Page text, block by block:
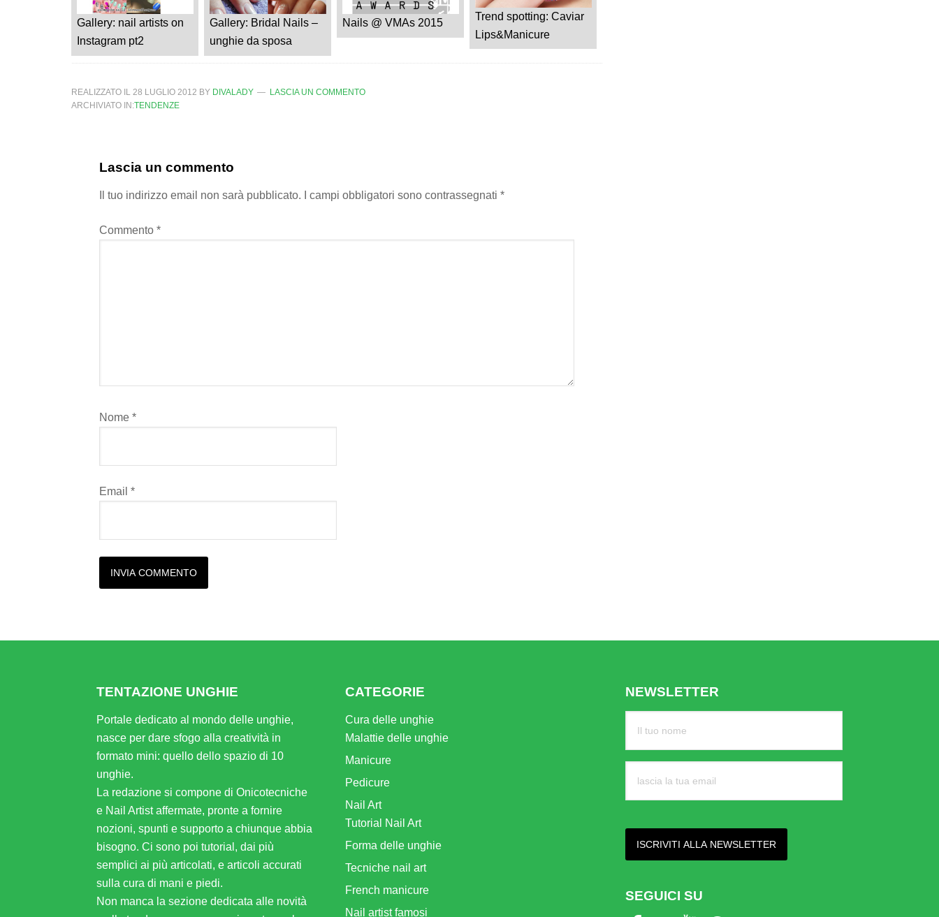
Gallery: nail artists on
Instagram pt2
Gallery: Bridal Nails –
unghie da sposa
Nails @ VMAs 2015
Trend spotting: Caviar
Lips&Manicure
REALIZZATO IL 28 LUGLIO 2012 BY DIVALADY
LASCIA UN COMMENTO
ARCHIVIATO IN:TENDENZE
Lascia un commento
Il tuo indirizzo email non sarà pubblicato. I campi obbligatori sono contrassegnati *
Commento *
Nome *
Email *
TENTAZIONE UNGHIE
Portale dedicato al mondo delle unghie,
nasce per dare sfogo alla creatività in
formato mini: quello dello spazio di 10
unghie.
La redazione si compone di Onicotecniche
e Nail Artist affermate, pronte a fornire
nozioni, spunti e supporto a chiunque abbia
bisogno. Ci sono poi tutorial, dai più
semplici ai più articolati, e articoli accurati
sulla cura di mani e piedi.
Non manca la sezione dedicata alle novità
CATEGORIE
Cura delle unghie
Malattie delle unghie
Manicure
Pedicure
Nail Art
Tutorial Nail Art
Forma delle unghie
Tecniche nail art
French manicure
Nail artist famosi
NEWSLETTER
SEGUICI SU